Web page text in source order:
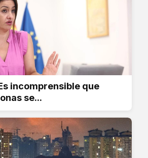
incomprensible que
se...